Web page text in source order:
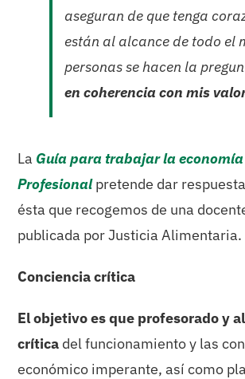
aseguran de que tenga
están al alcance de todo el
personas se hacen la
en coherencia con mis
La Guía para trabajar la
Profesional pretende dar
ésta que recogemos de una
publicada por Justicia Alimentaria.
Conciencia crítica
El objetivo es que profesorado y
críticadel funcionamiento y las
económico imperante, así como